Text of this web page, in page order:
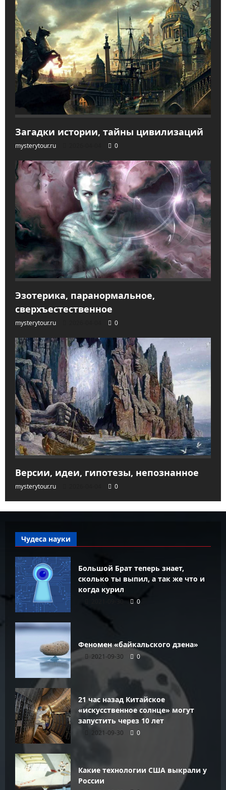
Загадки истории, тайны цивилизаций
mysterytour.ru 0
Эзотерика, паранормальное,
сверхъестественное
mysterytour.ru 0
Версии, идеи, гипотезы, непознанное
mysterytour.ru 0
Чудеса науки
Большой Брат теперь знает,
сколько ты выпил, а так же что и
когда курил
2021-09-30 0
Феномен «байкальского дзена»
2021-09-30 0
21 час назад Китайское
«искусственное солнце» могут
запустить через 10 лет
2021-09-30 0
Какие технологии США выкрали у
России